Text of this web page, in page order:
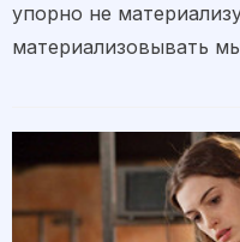
упорно не
материализовывать